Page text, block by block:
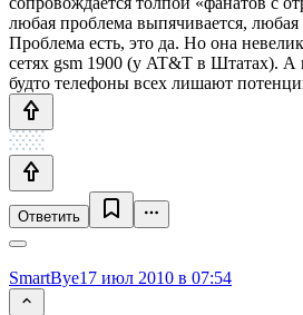
любая проблема выпячивается, любая
Проблема есть, это да. Но она
сетях gsm 1900 (у AT&T в Штатах). А
будто телефоны всех лишают
Ответить
SmartBye17 июл 2010 в 07:54